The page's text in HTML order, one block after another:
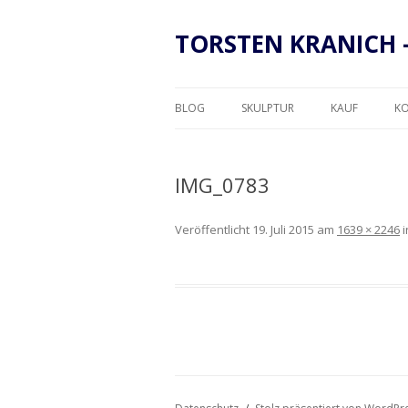
TORSTEN KRANICH
BLOG SKULPTUR KAUF
IMG_0783
Veröffentlicht 19. Juli 2015 am 1639 × 2246